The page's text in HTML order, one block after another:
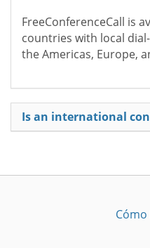
FreeConferenceCall is
countries with local
the Americas, Europe,
Is an international